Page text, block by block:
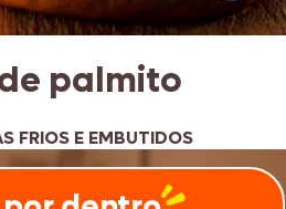
palmito
FRIOS E EMBUTIDOS